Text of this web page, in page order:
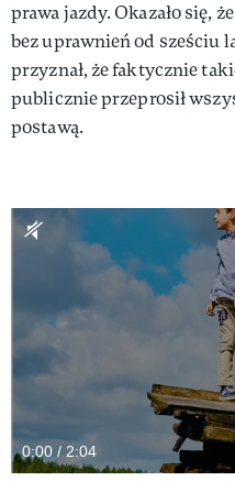
prawa jazdy. Okazało się,
bez uprawnień od sześciu
przyznał, że faktycznie
publicznie przeprosił
postawą.
0:00 / 2:04